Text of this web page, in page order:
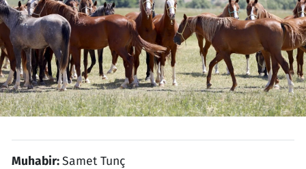
Muhabir:Samet Tunç
Rüya Tabirleri
Sağlık
Savunma Sanayi
Seçim 2023
Spor